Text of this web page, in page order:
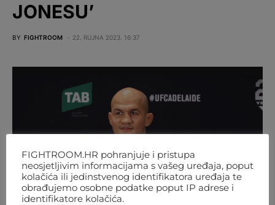
JONESU’
BY FIGHTROOM 22. RUJNA 2023. 16:37
FIGHTROOM.HR pohranjuje i pristupa
neosjetljivim informacijama s vašeg uređaja, poput
kolačića ili jedinstvenog identifikatora uređaja te
obrađujemo osobne podatke poput IP adrese i
identifikatore kolačića.